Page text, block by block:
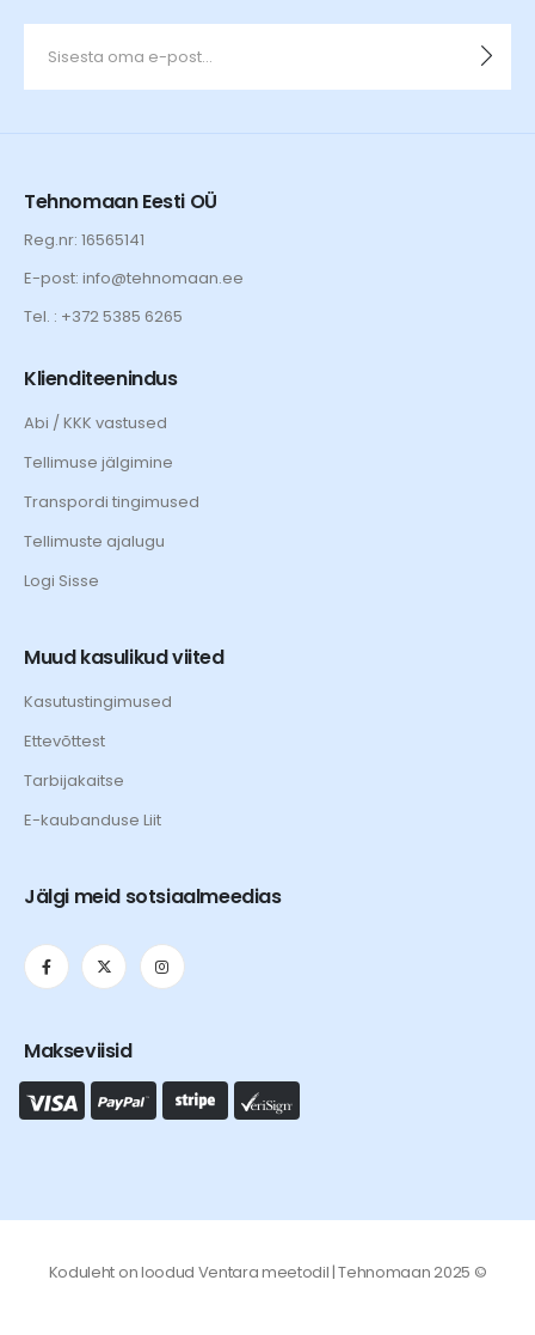
Tehnomaan Eesti OÜ
Reg.nr: 16565141
E-post: info@tehnomaan.ee
Tel. : +372 5385 6265
Klienditeenindus
Abi / KKK vastused
Tellimuse jälgimine
Transpordi tingimused
Tellimuste ajalugu
Logi Sisse
Muud kasulikud viited
Kasutustingimused
Ettevõttest
Tarbijakaitse
E-kaubanduse Liit
Jälgi meid sotsiaalmeedias
Makseviisid
Koduleht on loodud Ventarameetodil | Tehnomaan 2025 ©